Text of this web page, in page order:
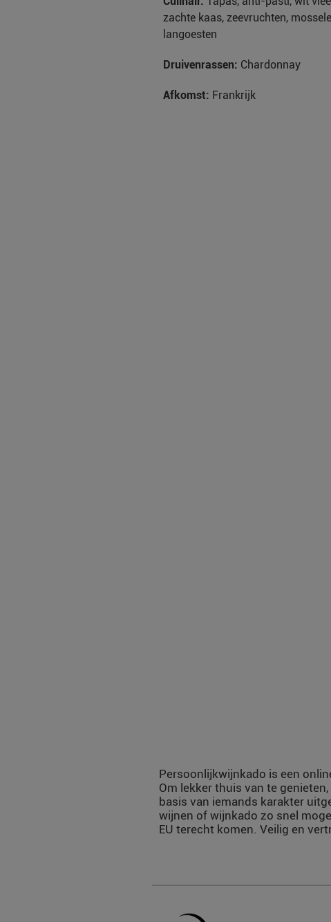
zachte kaas, zeevruchten,
langoesten
Druivenrassen: Chardonnay
Afkomst: Frankrijk
Persoonlijkwijnkado is een
Om lekker thuis van te
basis van iemands karakter
wijnen of wijnkado zo snel
EU terecht komen. Veilig en